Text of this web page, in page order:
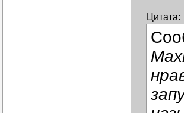
Цитата: